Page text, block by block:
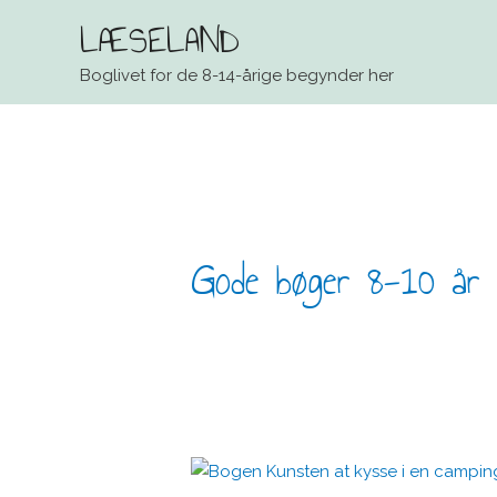
LÆSELAND
Boglivet for de 8-14-årige begynder her
Gode bøger 8-10 år